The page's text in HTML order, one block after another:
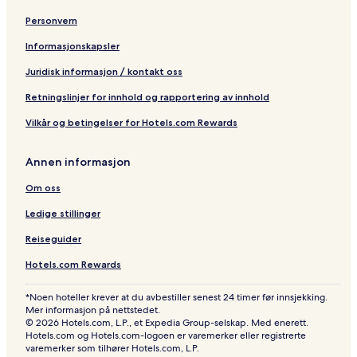
Personvern
Informasjonskapsler
Juridisk informasjon / kontakt oss
Retningslinjer for innhold og rapportering av innhold
Vilkår og betingelser for Hotels.com Rewards
Annen informasjon
Om oss
Ledige stillinger
Reiseguider
Hotels.com Rewards
*Noen hoteller krever at du avbestiller senest 24 timer før innsjekking.
Mer informasjon på nettstedet.
© 2026 Hotels.com, L.P., et Expedia Group-selskap. Med enerett.
Hotels.com og Hotels.com-logoen er varemerker eller registrerte
varemerker som tilhører Hotels.com, L.P.